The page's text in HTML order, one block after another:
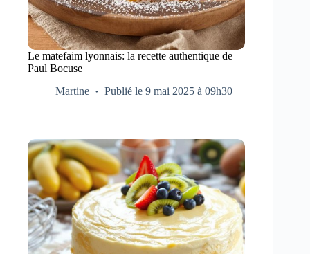
Le matefaim lyonnais: la recette authentique de
Paul Bocuse
Martine
Publié le 9 mai 2025 à 09h30